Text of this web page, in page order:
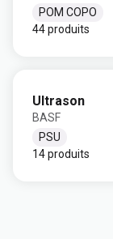
POM COPO
44 produits
Ultrason
BASF
PSU
14 produits